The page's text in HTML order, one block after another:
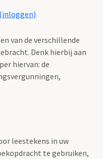
van de verschillende
Denk hierbij aan
hiervan: de
leestekens in uw
te gebruiken,